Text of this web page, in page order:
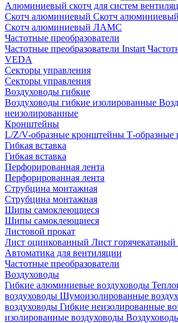
Алюминиевый скотч для систем
Скотч алюминиевый Скотч
Скотч алюминиевый ЛАМС
Частотные преобразователи
Частотные преобразователи Instart
VEDA
Секторы управления
Секторы управления
Воздуховоды гибкие
Воздуховоды гибкие изолированные
неизолированные
Кронштейны
L/Z/V-образные кронштейны Т-
Гибкая вставка
Гибкая вставка
Перфорированная лента
Перфорированная лента
Струбцина монтажная
Струбцина монтажная
Шипы самоклеющиеся
Шипы самоклеющиеся
Листовой прокат
Лист оцинкованный Лист горячекатаный
Автоматика для вентиляции
Частотные преобразователи
Воздуховоды
Гибкие алюминиевые воздуховоды
воздуховоды Шумоизолированные
воздуховоды Гибкие неизолированные
изолированные воздуховоды